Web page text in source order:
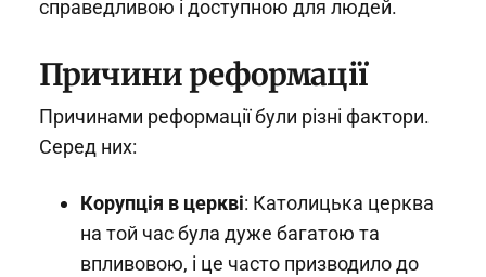
справедливою і доступною для людей.
Причини реформації
Причинами реформації були різні фактори.
Серед них:
Корупція в церкві: Католицька церква
на той час була дуже багатою та
впливовою, і це часто призводило до